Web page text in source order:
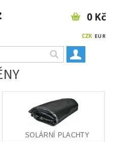
CZK EUR
0 Kč
SOLÁRNÍ PLACHTY